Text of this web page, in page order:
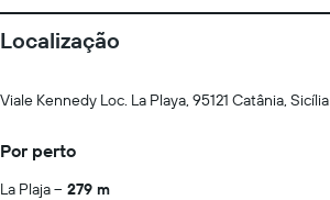
Localização
Viale Kennedy Loc. La Playa, 95121 Catânia, Sicília
Por perto
La Plaja
279 m